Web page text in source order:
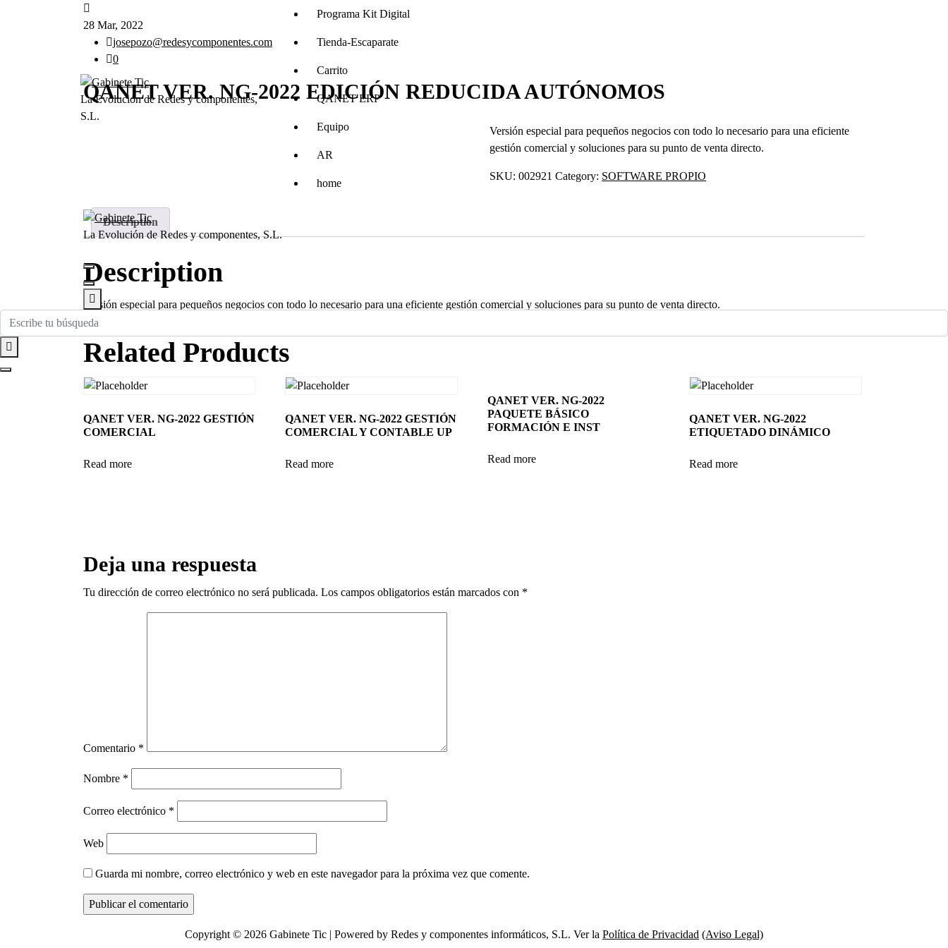
La Evolución de Redes y componentes,
S.L.
Programa Kit Digital
Tienda-Escaparate
Carrito
QANET ERP
Equipo
AR
home
La Evolución de Redes y componentes, S.L.
28 Mar, 2022
josepozo@redesycomponentes.com
0
QANET VER. NG-2022 EDICIÓN REDUCIDA AUTÓNOMOS
Versión especial para pequeños negocios con todo lo necesario para una eficiente
gestión comercial y soluciones para su punto de venta directo.
SKU:002921 Category: SOFTWARE PROPIO
Description
Description
Versión especial para pequeños negocios con todo lo necesario para una eficiente gestión comercial y soluciones para su punto de venta directo.
Related Products
QANET VER. NG-2022 GESTIÓN
COMERCIAL
Read more
QANET VER. NG-2022 GESTIÓN
COMERCIAL Y CONTABLE UP
Read more
QANET VER. NG-2022
PAQUETE BÁSICO
FORMACIÓN E INST
Read more
QANET VER. NG-2022
ETIQUETADO DINÁMICO
Read more
Deja una respuesta
Tu dirección de correo electrónico no será publicada. Los campos obligatorios están marcados con *
Comentario *
Nombre *
Correo electrónico *
Web
Guarda mi nombre, correo electrónico y web en este navegador para la próxima vez que comente.
Copyright © 2026 Gabinete Tic | Powered by Redes y componentes informáticos, S.L. Ver la Política de Privacidad (Aviso Legal)